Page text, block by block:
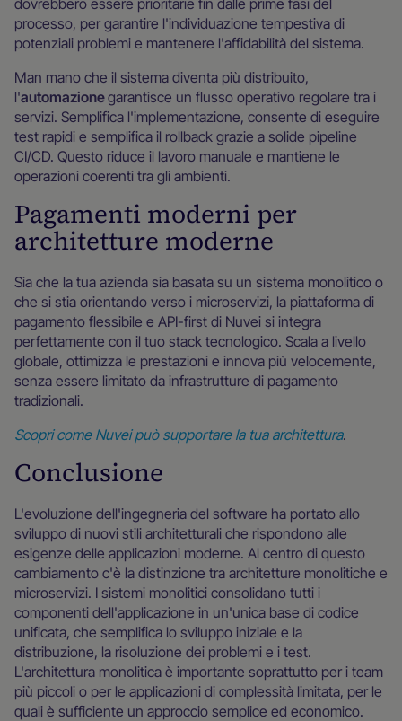
dovrebbero essere prioritarie fin dalle prime fasi del
processo, per garantire l'individuazione tempestiva di
potenziali problemi e mantenere l'affidabilità del sistema.
Man mano che il sistema diventa più distribuito,
l'automazionegarantisce un flusso operativo regolare tra i
servizi. Semplifica l'implementazione, consente di eseguire
test rapidi e semplifica il rollback grazie a solide pipeline
CI/CD. Questo riduce il lavoro manuale e mantiene le
operazioni coerenti tra gli ambienti.
Pagamenti moderni per
architetture moderne
Sia che la tua azienda sia basata su un sistema monolitico o
che si stia orientando verso i microservizi, la piattaforma di
pagamento flessibile e API-first di Nuvei si integra
perfettamente con il tuo stack tecnologico. Scala a livello
globale, ottimizza le prestazioni e innova più velocemente,
senza essere limitato da infrastrutture di pagamento
tradizionali.
Scopri come Nuvei può supportare la tua architettura.
Conclusione
L'evoluzione dell'ingegneria del software ha portato allo
sviluppo di nuovi stili architetturali che rispondono alle
esigenze delle applicazioni moderne. Al centro di questo
cambiamento c'è la distinzione tra architetture monolitiche e
microservizi. I sistemi monolitici consolidano tutti i
componenti dell'applicazione in un'unica base di codice
unificata, che semplifica lo sviluppo iniziale e la
distribuzione, la risoluzione dei problemi e i test.
L'architettura monolitica è importante soprattutto per i team
più piccoli o per le applicazioni di complessità limitata, per le
quali è sufficiente un approccio semplice ed economico.